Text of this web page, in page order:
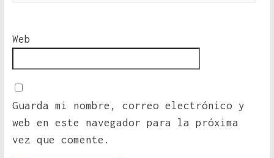
Web
Guarda mi nombre, correo electrónico y
web en este navegador para la próxima
vez que comente.